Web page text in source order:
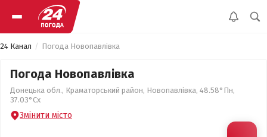
24 Канал Погода Новопавлівка
Погода Новопавлівка
Донецька обл., Краматорський район, Новопавлівка, 48.58°Пн,
37.03°Сх
Змінити місто